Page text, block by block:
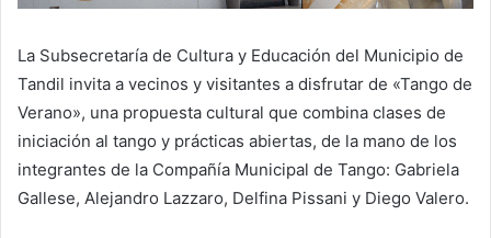
La Subsecretaría de Cultura y Educación del Municipio de
Tandil invita a vecinos y visitantes a disfrutar de «Tango de
Verano», una propuesta cultural que combina clases de
iniciación al tango y prácticas abiertas, de la mano de los
integrantes de la Compañía Municipal de Tango: Gabriela
Gallese, Alejandro Lazzaro, Delfina Pissani y Diego Valero.